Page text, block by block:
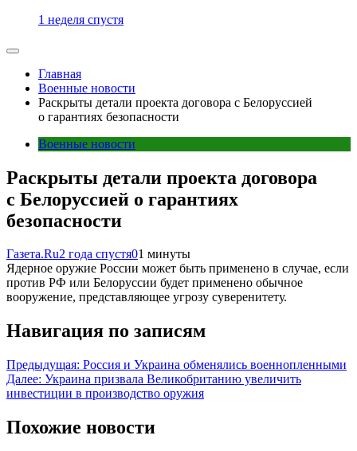
1 неделя спустя
Главная
Военные новости
Раскрыты детали проекта договора с Белоруссией
о гарантиях безопасности
Военные новости
Раскрыты детали проекта договора
с Белоруссией о гарантиях
безопасности
Газета.Ru2 года спустя01 минуты
Ядерное оружие России может быть применено в случае, если
против РФ или Белоруссии будет применено обычное
вооружение, представляющее угрозу суверенитету.
Навигация по записям
Предыдущая: Россия и Украина обменялись военнопленными
Далее: Украина призвала Великобританию увеличить
инвестиции в производство оружия
Похожие новости